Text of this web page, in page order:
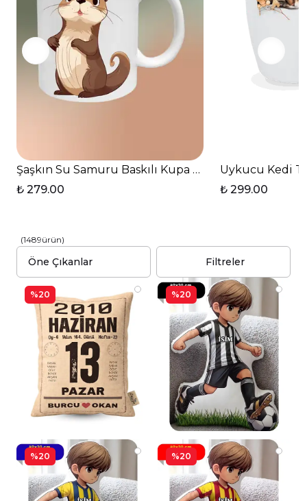
Şaşkın Su Samuru Baskılı Kupa Bardak Çay Kahve
₺ 279.00
Uykucu Kedi
₺ 299.00
(1489ürün)
Filtreler
%20 %20
%20 %20